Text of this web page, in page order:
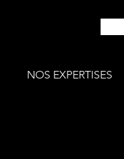
NOS EXPERTISES